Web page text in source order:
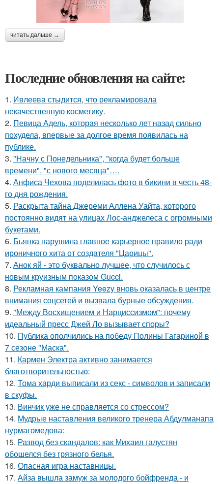
читать дальше →
Последние обновления на сайте:
1. Ивлеева стыдится, что рекламировала
некачественную косметику.
2. Певица Адель, которая несколько лет назад сильно
похудела, впервые за долгое время появилась на
публике.
3. "Начну с Понедельника", "когда будет больше
времени", "с нового месяца"….
4. Анфиса Чехова поделилась фото в бикини в честь 48-
го дня рождения.
5. Раскрыта тайна Джереми Аллена Уайта, которого
постоянно видят на улицах Лос-анджелеса с огромными
букетами.
6. Бьянка нарушила главное карьерное правило ради
ироничного хита от создателя "Царицы".
7. Анок яй - это буквально лучшее, что случилось с
новым круизным показом Gucci.
8. Рекламная кампания Yeezy вновь оказалась в центре
внимания соцсетей и вызвала бурные обсуждения.
9. "Между Восхищением и Нарциссизмом": почему
идеальный пресс Джей Ло вызывает споры?
10. Публика ополчились на победу Полины Гагариной в
7 сезоне "Маска".
11. Кармен Электра активно занимается
благотворительностью:
12. Тома харди выписали из секс - символов и записали
в скуфы.
13. Винчик уже не справляется со стрессом?
14. Мудрые наставления великого тренера Абдулманапа
нурмагомедова:
15. Развод без скандалов: как Михаил галустян
обошелся без грязного белья.
16. Опасная игра наставницы.
17. Айза вышла замуж за молодого бойфренда - и